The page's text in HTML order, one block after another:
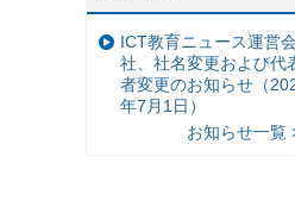
ICT教育ニュース運営
社、社名変更および代
者変更のお知らせ（
年7月1日）
お知らせ一覧